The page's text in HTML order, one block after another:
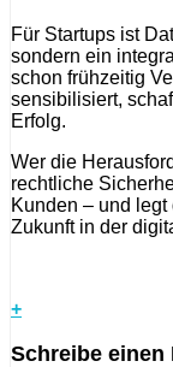
Für Startups ist
sondern ein
schon frühzeitig
sensibilisiert,
Erfolg.
Wer die
rechtliche
Kunden – und
Zukunft in der
+
Schreibe einen